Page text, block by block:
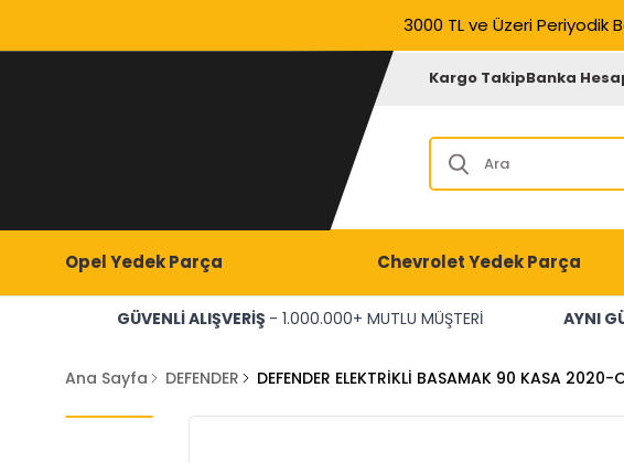
3000 TL ve Üzeri Periyodik
Kargo TakipBanka
Opel Yedek Parça Chevrolet Yedek Parça
GÜVENLİ ALIŞVERİŞ - 1.000.000+ MUTLU MÜŞTERİ AYNI
Ana Sayfa DEFENDER DEFENDER ELEKTRİKLİ BASAMAK 90 KASA 2020-